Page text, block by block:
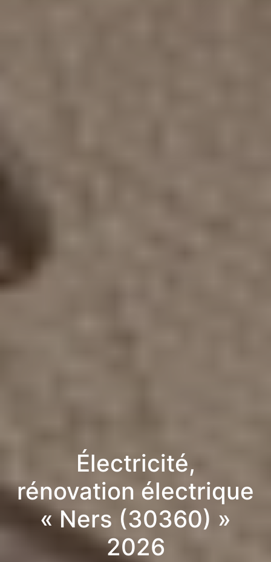
Électricité,
rénovation électrique
« Ners (30360) »
2026